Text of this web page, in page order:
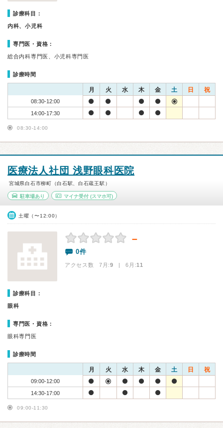
診療科目：
内科、小児科
専門医・資格：
総合内科専門医、小児科専門医
診療時間
月 火 水 木 金 土 日 祝
08:30-12:00
14:00-17:30
08:30-14:00
医療法人社団 浅野眼科医院
宮城県白石市柳町（白石駅、白石蔵王駅）
駐車場あり マイナ受付(スマホ可)
土曜（〜12:00）
－
0件
アクセス数 7月:9 | 6月:11
診療科目：
眼科
専門医・資格：
眼科専門医
診療時間
月 火 水 木 金 土 日 祝
09:00-12:00
14:30-17:00
09:00-11:30